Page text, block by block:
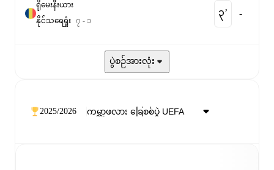
ရိုမေးနီးယား
နိုင်သရေရှုံး ၇ - ၁
၃‎’‎ -
ပွဲစဉ်အားလုံး
2025/2026